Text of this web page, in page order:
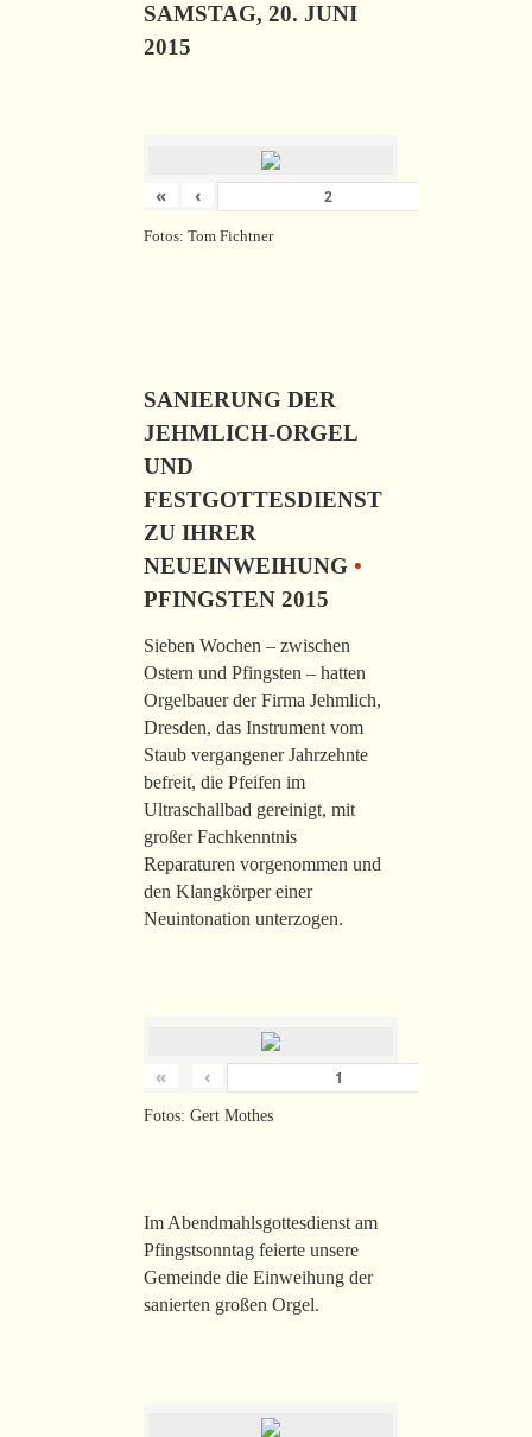
SAMSTAG, 20. JUNI
2015
« ‹
Fotos: Tom Fichtner
SANIERUNG DER
JEHMLICH-ORGEL
UND
FESTGOTTESDIENST
ZU IHRER
NEUEINWEIHUNG •
PFINGSTEN 2015
Sieben Wochen – zwischen
Ostern und Pfingsten – hatten
Orgelbauer der Firma Jehmlich,
Dresden, das Instrument vom
Staub vergangener Jahrzehnte
befreit, die Pfeifen im
Ultraschallbad gereinigt, mit
großer Fachkenntnis
Reparaturen vorgenommen und
den Klangkörper einer
Neuintonation unterzogen.
« ‹
Fotos: Gert Mothes
Im Abendmahlsgottesdienst am
Pfingstsonntag feierte unsere
Gemeinde die Einweihung der
sanierten großen Orgel.